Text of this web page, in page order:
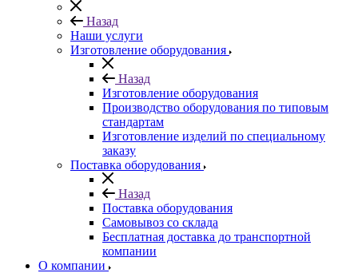
Назад
Наши услуги
Изготовление оборудования
Назад
Изготовление оборудования
Производство оборудования по типовым
стандартам
Изготовление изделий по специальному
заказу
Поставка оборудования
Назад
Поставка оборудования
Самовывоз со склада
Бесплатная доставка до транспортной
компании
О компании